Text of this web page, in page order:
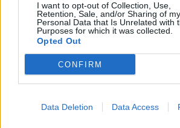
I want to opt-out of Collection, Use,
Retention, Sale, and/or Sharing of my
Personal Data that Is Unrelated with
Purposes for which it was collected.
Opted Out
CONFIRM
Data Deletion Data Access
27 Φεβρουαρίου 2026
στην Ελλάδα το 2026
27 Φεβρουαρίου 2026
καρκίνος του...